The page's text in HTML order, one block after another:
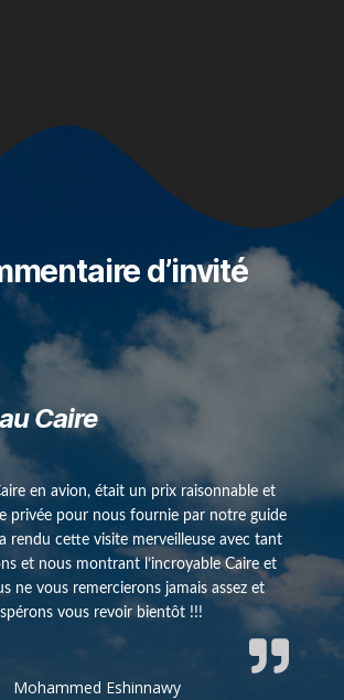
d’invité
Caire
en avion, était un prix raisonnable et
privée pour nous fournie par notre guide
rendu cette visite merveilleuse avec tant
et nous montrant l’incroyable Caire et
ne vous remercierons jamais assez et
vous revoir bientôt !!!
Mohammed Eshinnawy